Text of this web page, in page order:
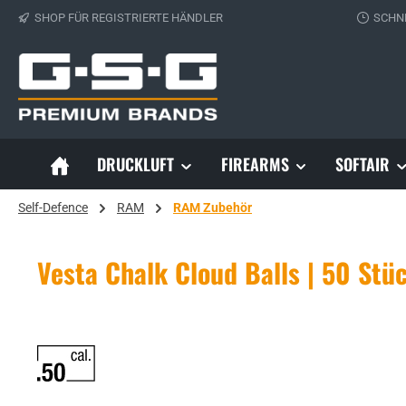
Hauptinhalt springen
Zur Suche springen
Zur Hauptnavigation springen
SHOP FÜR REGISTRIERTE HÄNDLER
DRUCKLUFT FIREARMS SOFTAIR
Self-Defence RAM RAM Zubehör
Vesta Chalk Cloud Balls | 50